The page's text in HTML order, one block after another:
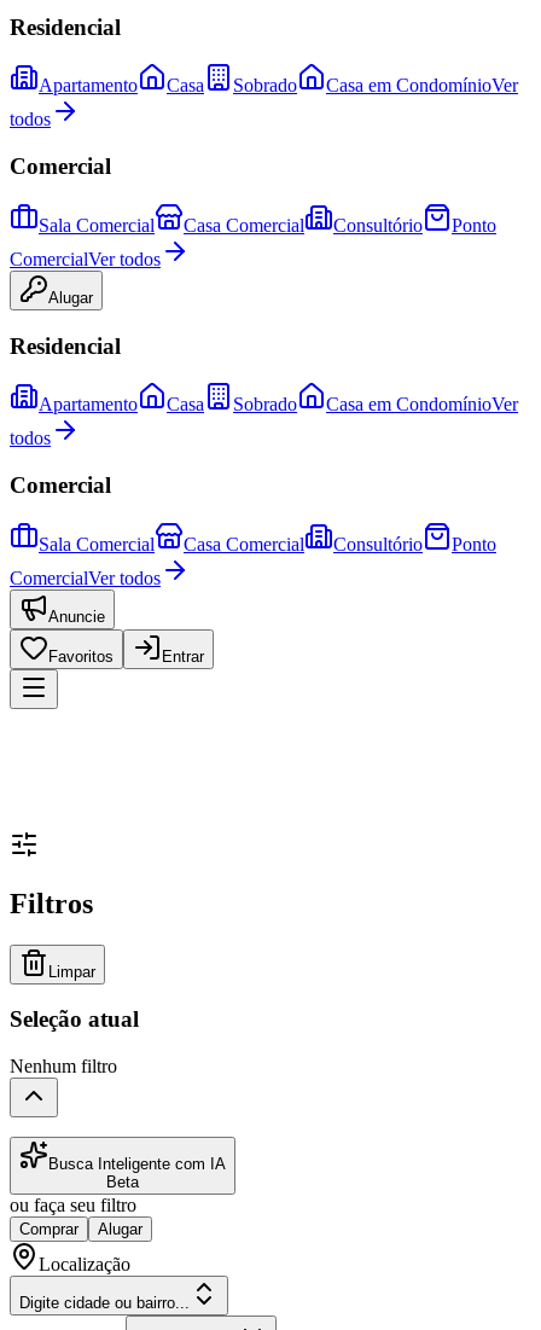
Residencial
Apartamento Casa Sobrado Casa em CondomínioVer
todos
Comercial
Sala Comercial Casa Comercial Consultório
Ponto
ComercialVer todos
Alugar
Residencial
Apartamento Casa Sobrado Casa em CondomínioVer
todos
Comercial
Sala Comercial Casa Comercial Consultório
Ponto
ComercialVer todos
Anuncie
Favoritos Entrar
Filtros
Limpar
Seleção atual
Nenhum filtro
Busca Inteligente com IA
Beta
ou faça seu filtro
Comprar Alugar
Localização
Digite cidade ou bairro...